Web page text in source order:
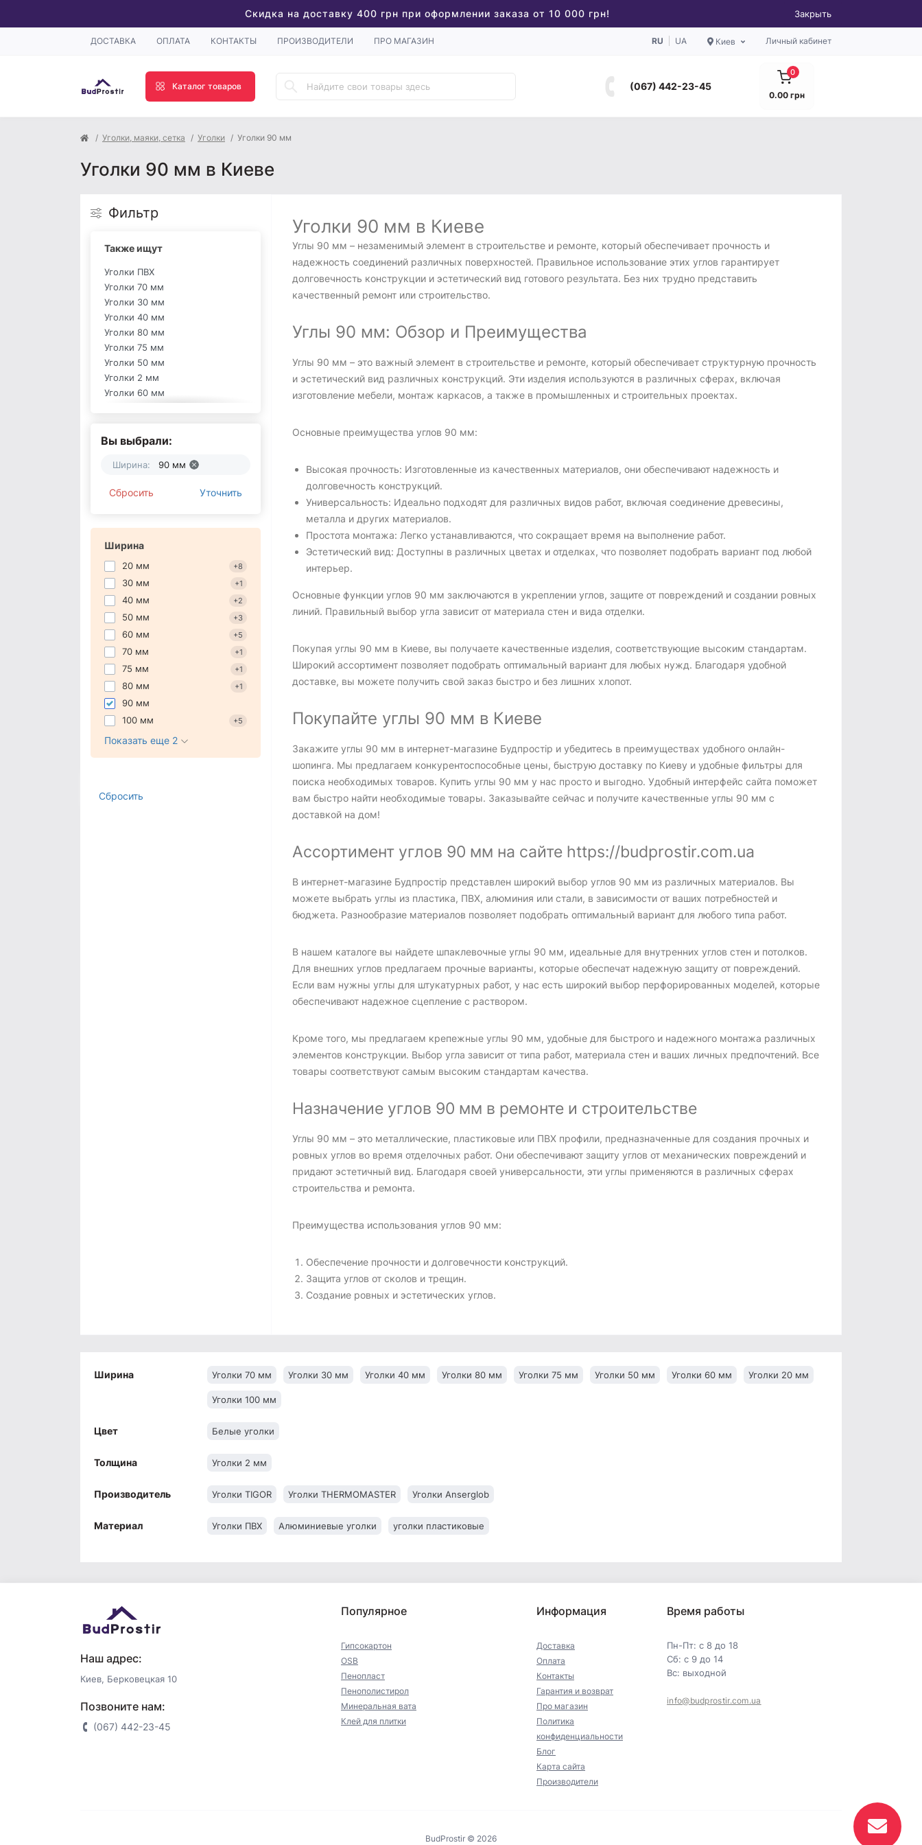
Скидка на доставку 400 грн при оформлении заказа от 10 000 грн! Закрыть
ДОСТАВКА ОПЛАТА КОНТАКТЫ ПРОИЗВОДИТЕЛИ ПРО МАГАЗИН RU UA Киев Личный кабинет
Каталог товаров (067) 442-23-45
0
0.00 грн
Уголки, маяки, сетка Уголки Уголки 90 мм
Уголки 90 мм в Киеве
Фильтр
Также ищут
Уголки ПВХ
Уголки 70 мм
Уголки 30 мм
Уголки 40 мм
Уголки 80 мм
Уголки 75 мм
Уголки 50 мм
Уголки 2 мм
Уголки 60 мм
Белые уголки
уголки пластиковые
Уголки THERMOMASTER
Вы выбрали:
Ширина: 90 мм
Сбросить Уточнить
Ширина
20 мм +8
30 мм +1
40 мм +2
50 мм +3
60 мм +5
70 мм +1
75 мм +1
80 мм +1
90 мм
100 мм
+5
Показать еще 2
Сбросить
Уголки 90 мм в Киеве
Углы 90 мм – незаменимый элемент в строительстве и ремонте, который обеспечивает прочность и
надежность соединений различных поверхностей. Правильное использование этих углов гарантирует
долговечность конструкции и эстетический вид готового результата. Без них трудно представить
качественный ремонт или строительство.
Углы 90 мм: Обзор и Преимущества
Углы 90 мм – это важный элемент в строительстве и ремонте, который обеспечивает структурную прочность
и эстетический вид различных конструкций. Эти изделия используются в различных сферах, включая
изготовление мебели, монтаж каркасов, а также в промышленных и строительных проектах.
Основные преимущества углов 90 мм:
Высокая прочность: Изготовленные из качественных материалов, они обеспечивают надежность и
долговечность конструкций.
Универсальность: Идеально подходят для различных видов работ, включая соединение древесины,
металла и других материалов.
Простота монтажа: Легко устанавливаются, что сокращает время на выполнение работ.
Эстетический вид: Доступны в различных цветах и отделках, что позволяет подобрать вариант под любой
интерьер.
Основные функции углов 90 мм заключаются в укреплении углов, защите от повреждений и создании ровных
линий. Правильный выбор угла зависит от материала стен и вида отделки.
Покупая углы 90 мм в Киеве, вы получаете качественные изделия, соответствующие высоким стандартам.
Широкий ассортимент позволяет подобрать оптимальный вариант для любых нужд. Благодаря удобной
доставке, вы можете получить свой заказ быстро и без лишних хлопот.
Покупайте углы 90 мм в Киеве
Закажите углы 90 мм в интернет-магазине Будпростір и убедитесь в преимуществах удобного онлайн-
шопинга. Мы предлагаем конкурентоспособные цены, быструю доставку по Киеву и удобные фильтры для
поиска необходимых товаров. Купить углы 90 мм у нас просто и выгодно. Удобный интерфейс сайта поможет
вам быстро найти необходимые товары. Заказывайте сейчас и получите качественные углы 90 мм с
доставкой на дом!
Ассортимент углов 90 мм на сайте https://budprostir.com.ua
В интернет-магазине Будпростір представлен широкий выбор углов 90 мм из различных материалов. Вы
можете выбрать углы из пластика, ПВХ, алюминия или стали, в зависимости от ваших потребностей и
бюджета. Разнообразие материалов позволяет подобрать оптимальный вариант для любого типа работ.
В нашем каталоге вы найдете шпаклевочные углы 90 мм, идеальные для внутренних углов стен и потолков.
Для внешних углов предлагаем прочные варианты, которые обеспечат надежную защиту от повреждений.
Если вам нужны углы для штукатурных работ, у нас есть широкий выбор перфорированных моделей, которые
обеспечивают надежное сцепление с раствором.
Кроме того, мы предлагаем крепежные углы 90 мм, удобные для быстрого и надежного монтажа различных
элементов конструкции. Выбор угла зависит от типа работ, материала стен и ваших личных предпочтений. Все
товары соответствуют самым высоким стандартам качества.
Назначение углов 90 мм в ремонте и строительстве
Углы 90 мм – это металлические, пластиковые или ПВХ профили, предназначенные для создания прочных и
ровных углов во время отделочных работ. Они обеспечивают защиту углов от механических повреждений и
придают эстетичный вид. Благодаря своей универсальности, эти углы применяются в различных сферах
строительства и ремонта.
Преимущества использования углов 90 мм:
Обеспечение прочности и долговечности конструкций.
Защита углов от сколов и трещин.
Создание ровных и эстетических углов.
Ширина Уголки 70 мм Уголки 30 мм Уголки 40 мм Уголки 80 мм Уголки 75 мм Уголки 50 мм Уголки 60 мм Уголки 20 мм
Уголки 100 мм
Цвет Белые уголки
Толщина Уголки 2 мм
Производитель Уголки TIGOR Уголки THERMOMASTER Уголки Anserglob
Материал Уголки ПВХ Алюминиевые уголки уголки пластиковые
Наш адрес:
Киев, Берковецкая 10
Позвоните нам:
(067) 442-23-45
Популярное
Гипсокартон
OSB
Пенопласт
Пенополистирол
Минеральная вата
Клей для плитки
Информация
Доставка
Оплата
Контакты
Гарантия и возврат
Про магазин
Политика
конфиденциальности
Блог
Карта сайта
Производители
Время работы
Пн-Пт: с 8 до 18
Сб: с 9 до 14
Вс: выходной
info@budprostir.com.ua
BudProstir © 2026